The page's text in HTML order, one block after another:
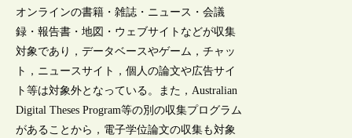
オンラインの書籍・雑誌・ニュース・会議
録・報告書・地図・ウェブサイトなどが収集
対象であり，データベースやゲーム，チャッ
ト，ニュースサイト，個人の論文や広告サイ
ト等は対象外となっている。また，Australian
Digital Theses Program等の別の収集プログラム
があることから，電子学位論文の収集も対象